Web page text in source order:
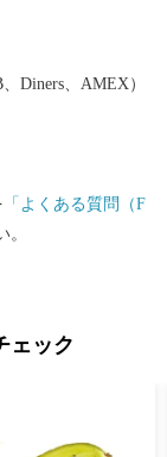
れたおいしいも
切にしたい」
として活用させ
Diners、AMEX）
「よくある質問（F
ェック